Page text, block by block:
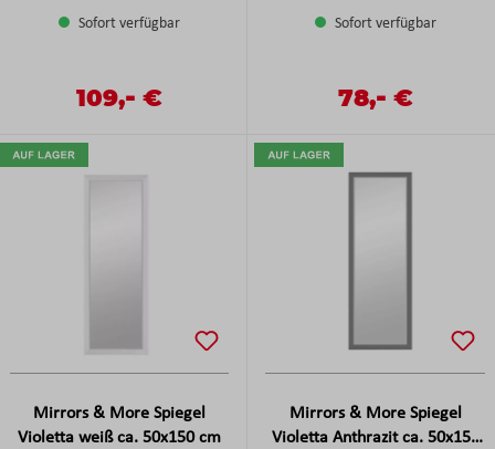
Sofort verfügbar
Regulärer Preis:
Verkaufspreis:
109,- €
Sofort verfügbar
Regulärer Preis:
Verkaufspreis:
78,- €
Mirrors & More Spiegel
Violetta weiß ca. 50x150 cm
Mirrors & More Spiegel
Violetta Anthrazit ca. 50x150